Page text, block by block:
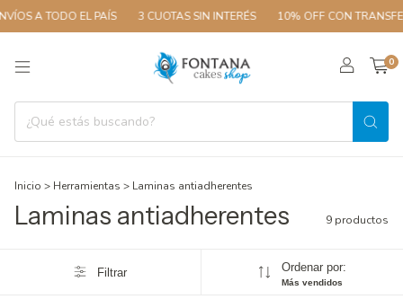
A TODO EL PAÍS 3 CUOTAS SIN INTERÉS 10% OFF CON
0
Inicio > Herramientas > Laminas antiadherentes
Laminas antiadherentes 9 productos
Filtrar Ordenar por:
Más vendidos